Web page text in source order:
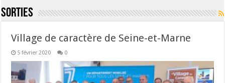
Sorties
Village de caractère de Seine-et-Marne
5 février 2020 0